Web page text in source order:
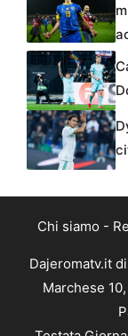
Chi siamo -
Dajeromatv.it
Marchese